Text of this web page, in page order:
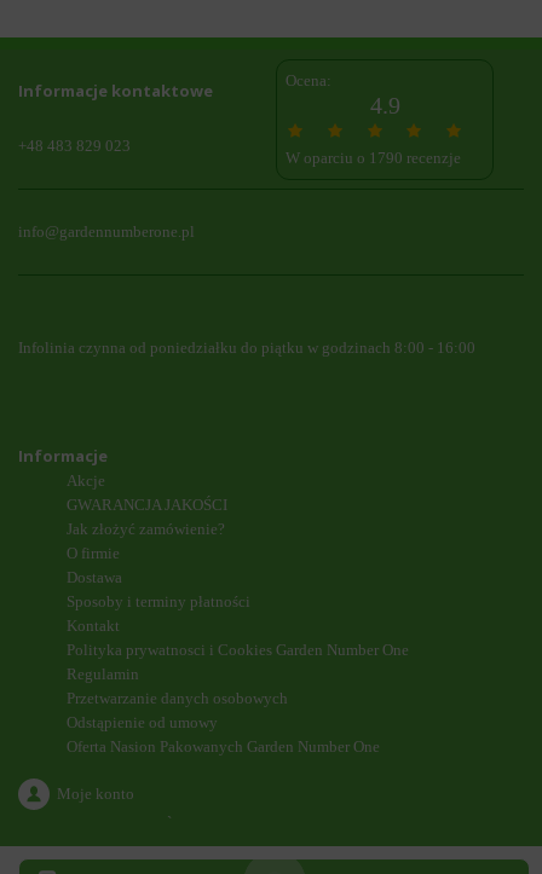
Informacje kontaktowe
+48 483 829 023
Ocena:
4.9
W oparciu o 1790 recenzje
info@gardennumberone.pl
Infolinia czynna od poniedziałku do piątku w godzinach 8:00 - 16:00
Informacje
Akcje
GWARANCJA JAKOŚCI
Jak złożyć zamówienie?
O firmie
Dostawa
Sposoby i terminy płatności
Kontakt
Polityka prywatnosci i Cookies Garden Number One
Regulamin
Przetwarzanie danych osobowych
Odstąpienie od umowy
Oferta Nasion Pakowanych Garden Number One
Moje konto
`